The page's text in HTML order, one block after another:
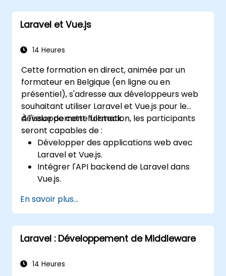
Laravel et Vue.js
14 Heures
Cette formation en direct, animée par un
formateur en Belgique (en ligne ou en
présentiel), s'adresse aux développeurs web
souhaitant utiliser Laravel et Vue.js pour le
développement fullstack.
À l'issue de cette formation, les participants
seront capables de :
Développer des applications web avec
Laravel et Vue.js.
Intégrer l'API backend de Laravel dans
Vue.js.
En savoir plus...
Laravel : Développement de Middleware
14 Heures